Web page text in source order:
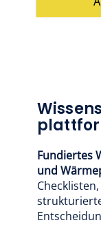
Fundiertes
und